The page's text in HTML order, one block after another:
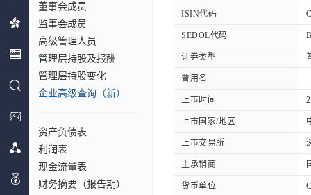
董事会成员
监事会成员
高级管理人员
管理层持股及报酬
管理层持股变化
企业高级查询（新）
资产负债表
利润表
现金流量表
财务摘要（报告期）
ISIN代码
SEDOL代码
证券类型
曾用名
上市时间
上市国家/地区
上市交易所
主承销商
货币单位